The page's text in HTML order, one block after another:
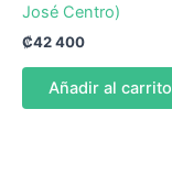
José Centro)
₡42 400
Añadir al carrito